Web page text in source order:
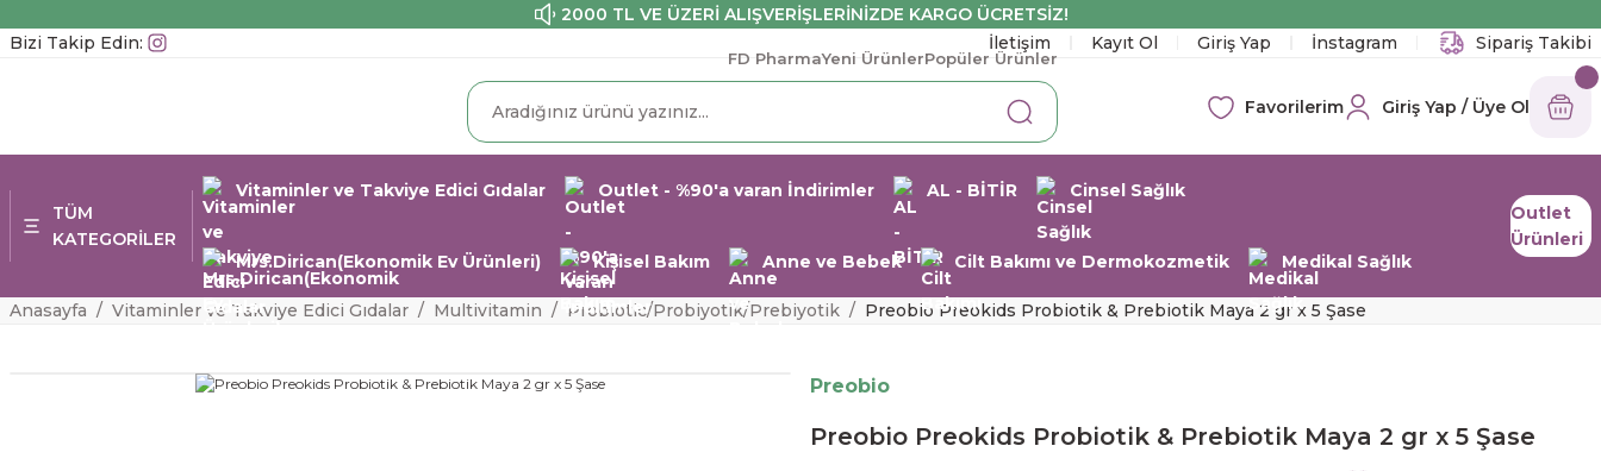
2000 TL VE ÜZERİ ALIŞVERİŞLERİNİZDE KARGO ÜCRETSİZ!
Bizi Takip Edin:
İletişim Kayıt Ol Giriş Yap İnstagram Sipariş Takibi
FD PharmaYeni ÜrünlerPopüler Ürünler
Favorilerim Giriş Yap / Üye Ol
TÜM
KATEGORİLER
Vitaminler ve Takviye Edici Gıdalar Outlet - %90'a varan İndirimler AL - BİTİR Cinsel Sağlık
Mrs.Dirican(Ekonomik Ev Ürünleri) Kişisel Bakım Anne ve Bebek Cilt Bakımı ve Dermokozmetik Medikal Sağlık
Outlet
Ürünleri
Anasayfa Vitaminler ve Takviye Edici Gıdalar Multivitamin Probiotic/Probiyotik/Prebiyotik Preobio Preokids Probiotik & Prebiotik Maya 2 gr x 5 Şase
Preobio
Preobio Preokids Probiotik & Prebiotik Maya 2 gr x 5 Şase